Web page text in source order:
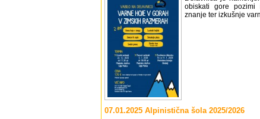
obiskati gore
znanje ter izkušnje
07.01.2025 Alpinistična šola 2025/2026